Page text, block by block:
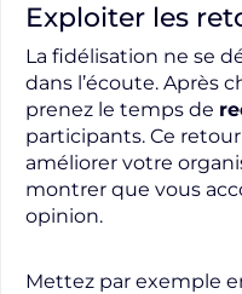
Exploiter les
La fidélisation ne se
dans l’écoute. Après
prenez le temps de
participants. Ce
améliorer votre
montrer que vous
opinion.
Mettez par exemple